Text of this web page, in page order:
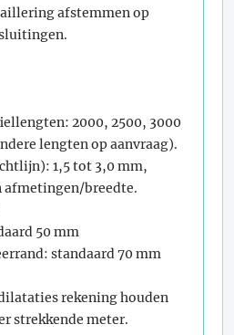
afstemmen op
2000, 2500, 3000
lengten op aanvraag).
1,5 tot 3,0 mm,
afmetingen/breedte.
50 mm
standaard 70 mm
rekening houden
strekkende meter.